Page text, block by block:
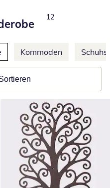
Produkte
12
Kommoden